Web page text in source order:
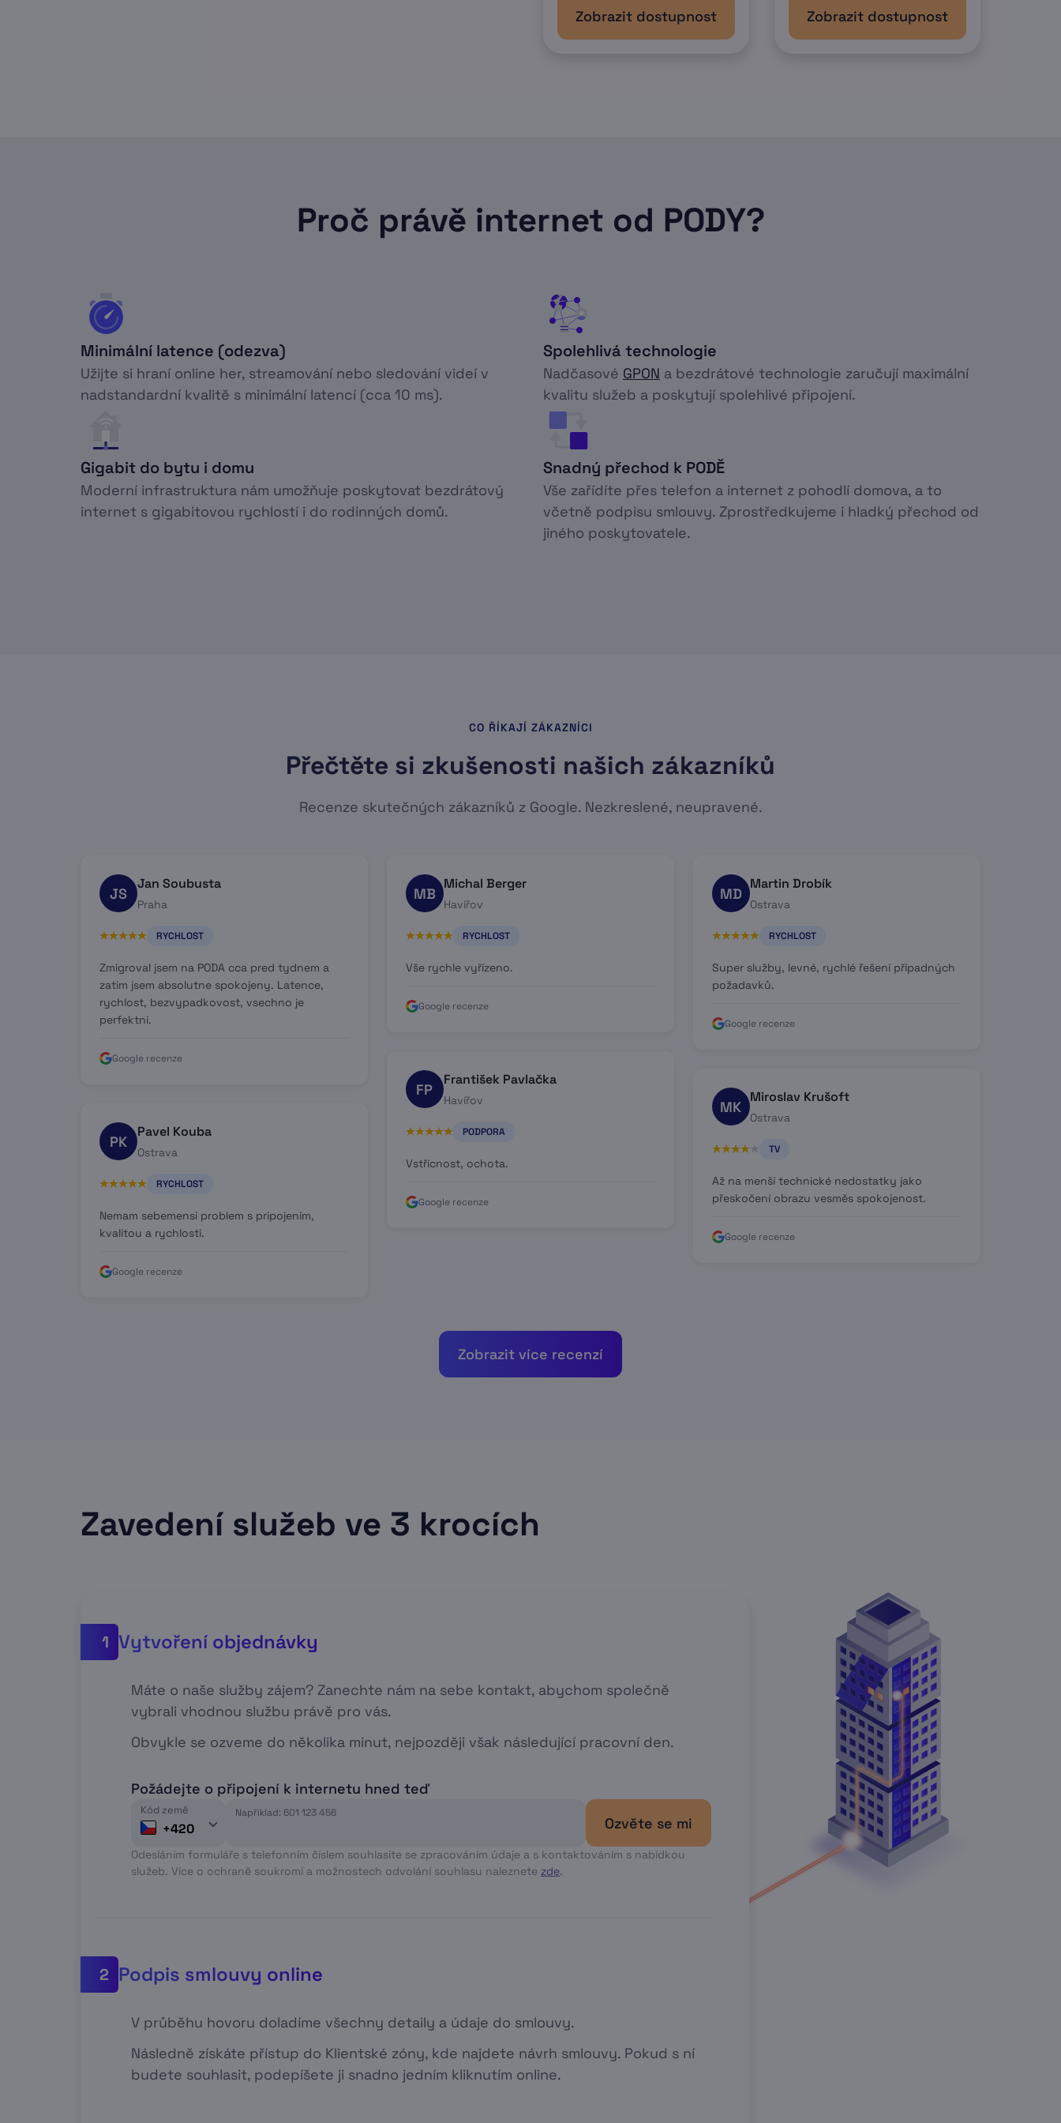
Zobrazit dostupnost Zobrazit dostupnost
Proč právě internet od PODY?
Minimální latence (odezva)
Užijte si hraní online her, streamování nebo sledování videí v
nadstandardní kvalitě s minimální latencí (cca 10 ms).
Spolehlivá technologie
Nadčasové GPON a bezdrátové technologie zaručují maximální
kvalitu služeb a poskytují spolehlivé připojení.
Gigabit do bytu i domu
Moderní infrastruktura nám umožňuje poskytovat bezdrátový
internet s gigabitovou rychlostí i do rodinných domů.
Snadný přechod k PODĚ
Vše zařídíte přes telefon a internet z pohodlí domova, a to
včetně podpisu smlouvy. Zprostředkujeme i hladký přechod od
jiného poskytovatele.
CO ŘÍKAJÍ ZÁKAZNÍCI
Přečtěte si zkušenosti našich zákazníků
Recenze skutečných zákazníků z Google. Nezkreslené, neupravené.
JS
Jan Soubusta
Praha
RYCHLOST
Zmigroval jsem na PODA cca pred tydnem a
zatim jsem absolutne spokojeny. Latence,
rychlost, bezvypadkovost, vsechno je
perfektni.
Google recenze
MB
Michal Berger
Havířov
RYCHLOST
Vše rychle vyřízeno.
Google recenze
MD
Martin Drobík
Ostrava
RYCHLOST
Super služby, levné, rychlé řešení případných
požadavků.
Google recenze
FP
František Pavlačka
Havířov
PODPORA
Vstřícnost, ochota.
Google recenze
MK
Miroslav Krušoft
Ostrava
TV
Až na menší technické nedostatky jako
přeskočení obrazu vesměs spokojenost.
Google recenze
PK
Pavel Kouba
Ostrava
RYCHLOST
Nemam sebemensi problem s pripojenim,
kvalitou a rychlosti.
Google recenze
Zobrazit více recenzí
Zavedení služeb ve 3 krocích
1 Vytvoření objednávky
Máte o naše služby zájem? Zanechte nám na sebe kontakt, abychom společně
vybrali vhodnou službu právě pro vás.
Obvykle se ozveme do několika minut, nejpozději však následující pracovní den.
Požádejte o připojení k internetu hned teď
Kód země
+420
Například: 601 123 456
Ozvěte se mi
Odesláním formuláře s telefonním číslem souhlasíte se zpracováním údaje a s kontaktováním s nabídkou
služeb. Více o ochraně soukromí a možnostech odvolání souhlasu naleznete zde.
2 Podpis smlouvy online
V průběhu hovoru doladíme všechny detaily a údaje do smlouvy.
Následně získáte přístup do Klientské zóny, kde najdete návrh smlouvy. Pokud s ní
budete souhlasit, podepíšete ji snadno jedním kliknutím online.